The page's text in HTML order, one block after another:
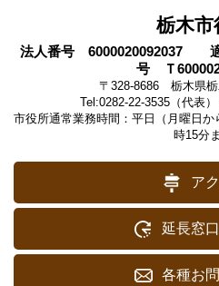
栃木市
法人番号 6000020092037 適
号 Ｔ
〒328-8686 栃木県栃
Tel:0282-22-3535（代表
市役所通常業務時間：平日（月曜日
時15分
ア
延長窓
各種お